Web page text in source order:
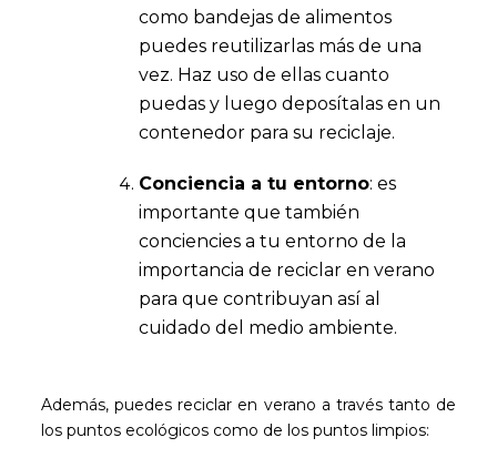
como bandejas de alimentos
puedes reutilizarlas más de una
vez. Haz uso de ellas cuanto
puedas y luego deposítalas en un
contenedor para su reciclaje.
Conciencia a tu entorno: es
importante que también
conciencies a tu entorno de la
importancia de reciclar en verano
para que contribuyan así al
cuidado del medio ambiente.
Además, puedes reciclar en verano a través tanto de
los puntos ecológicos como de los puntos limpios: